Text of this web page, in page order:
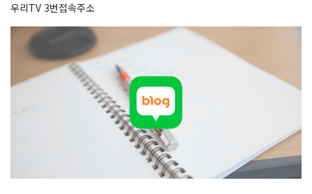
우리TV 3번접속주소